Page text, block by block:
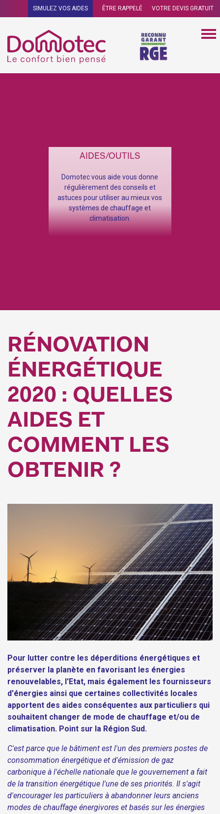
SIMULEZ VOS AIDES ÊTRE RAPPELÉ VOTRE DEVIS GRATUIT
AIDES/OUTILS
Domotec vous aide vous donne
régulièrement des conseils et
astuces pour utiliser au mieux vos
systèmes de chauffage et
climatisation.
RÉNOVATION
ÉNERGÉTIQUE
2020 : QUELLES
AIDES ET
COMMENT LES
OBTENIR ?
Pour lutter contre les déperditions énergétiques et
préserver la planète en favorisant les énergies
renouvelables, l'Etat, mais également les fournisseurs
d'énergies ainsi que certaines collectivités locales
apportent des aides conséquentes aux particuliers qui
souhaitent changer de mode de chauffage et/ou de
climatisation. Point sur la Région Sud.
C'est parce que le bâtiment est l'un des premiers postes de
consommation énergétique et d'émission de gaz
carbonique à l'échelle nationale que le gouvernement a fait
de la transition énergétique l'une de ses priorités. Il s'agit
d'encourager les particuliers à abandonner leurs anciens
modes de chauffage énergivores et basés sur les énergies